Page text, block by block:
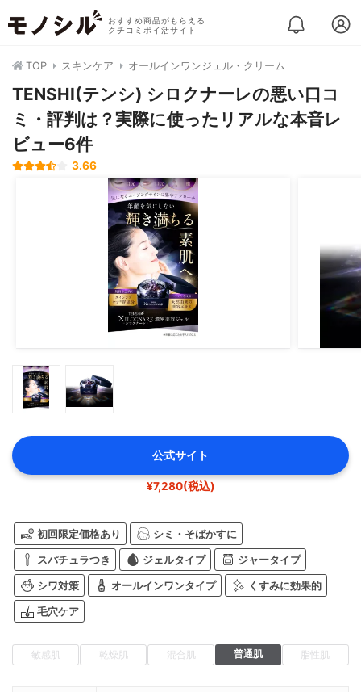
おすすめ商品がもらえる
クチコミポイ活サイト
TOP スキンケア オールインワンジェル・クリーム
TENSHI(テンシ) シロクナーレの悪い口コ
ミ・評判は？実際に使ったリアルな本音レ
ビュー6件
3.66
公式サイト
¥7,280(税込)
初回限定価格あり シミ・そばかすに
スパチュラつき ジェルタイプ ジャータイプ
シワ対策 オールインワンタイプ くすみに効果的
毛穴ケア
敏感肌 乾燥肌 混合肌 普通肌 脂性肌